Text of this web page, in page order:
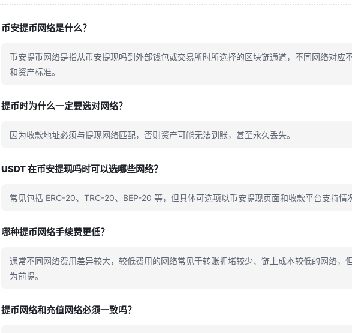
币安提币网络是什么？
币安提币网络是指从币安提现吗到外部钱包或交易所时所选择的区块链通道，不同网络对应
和资产标准。
提币时为什么一定要选对网络？
因为收款地址必须与提现网络匹配，否则资产可能无法到账，甚至永久丢失。
USDT 在币安提现吗时可以选哪些网络？
常见包括 ERC-20、TRC-20、BEP-20 等，但具体可选项以币安提现页面和收款平台支持情
哪种提币网络手续费更低？
通常不同网络费用差异较大，较低费用的网络常见于转账拥堵较少、链上成本较低的网络，
为前提。
提币网络和充值网络必须一致吗？